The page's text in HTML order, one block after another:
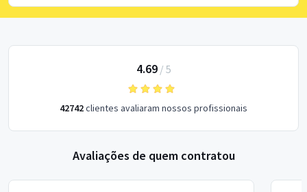
4.69/ 5
42742clientes avaliaram nossos profissionais
Avaliações de quem contratou